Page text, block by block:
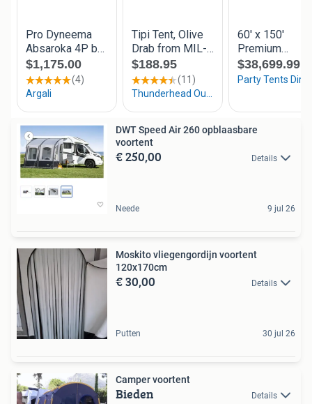
DWT Speed Air 260 opblaasbare
voortent
€ 250,00 Details
Neede 9 jul 26
Moskito vliegengordijn voortent
120x170cm
€ 30,00 Details
Putten 30 jul 26
Camper voortent
Bieden Details